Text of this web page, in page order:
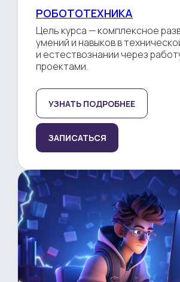
РОБОТОТЕХНИКА
Цель курса — комплексное
умений и навыков в
и естествознании через
проектами.
УЗНАТЬ ПОДРОБНЕЕ
ЗАПИСАТЬСЯ